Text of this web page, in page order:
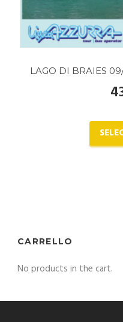
LAGO DI BRAIES
CARRELLO
No products in the cart.